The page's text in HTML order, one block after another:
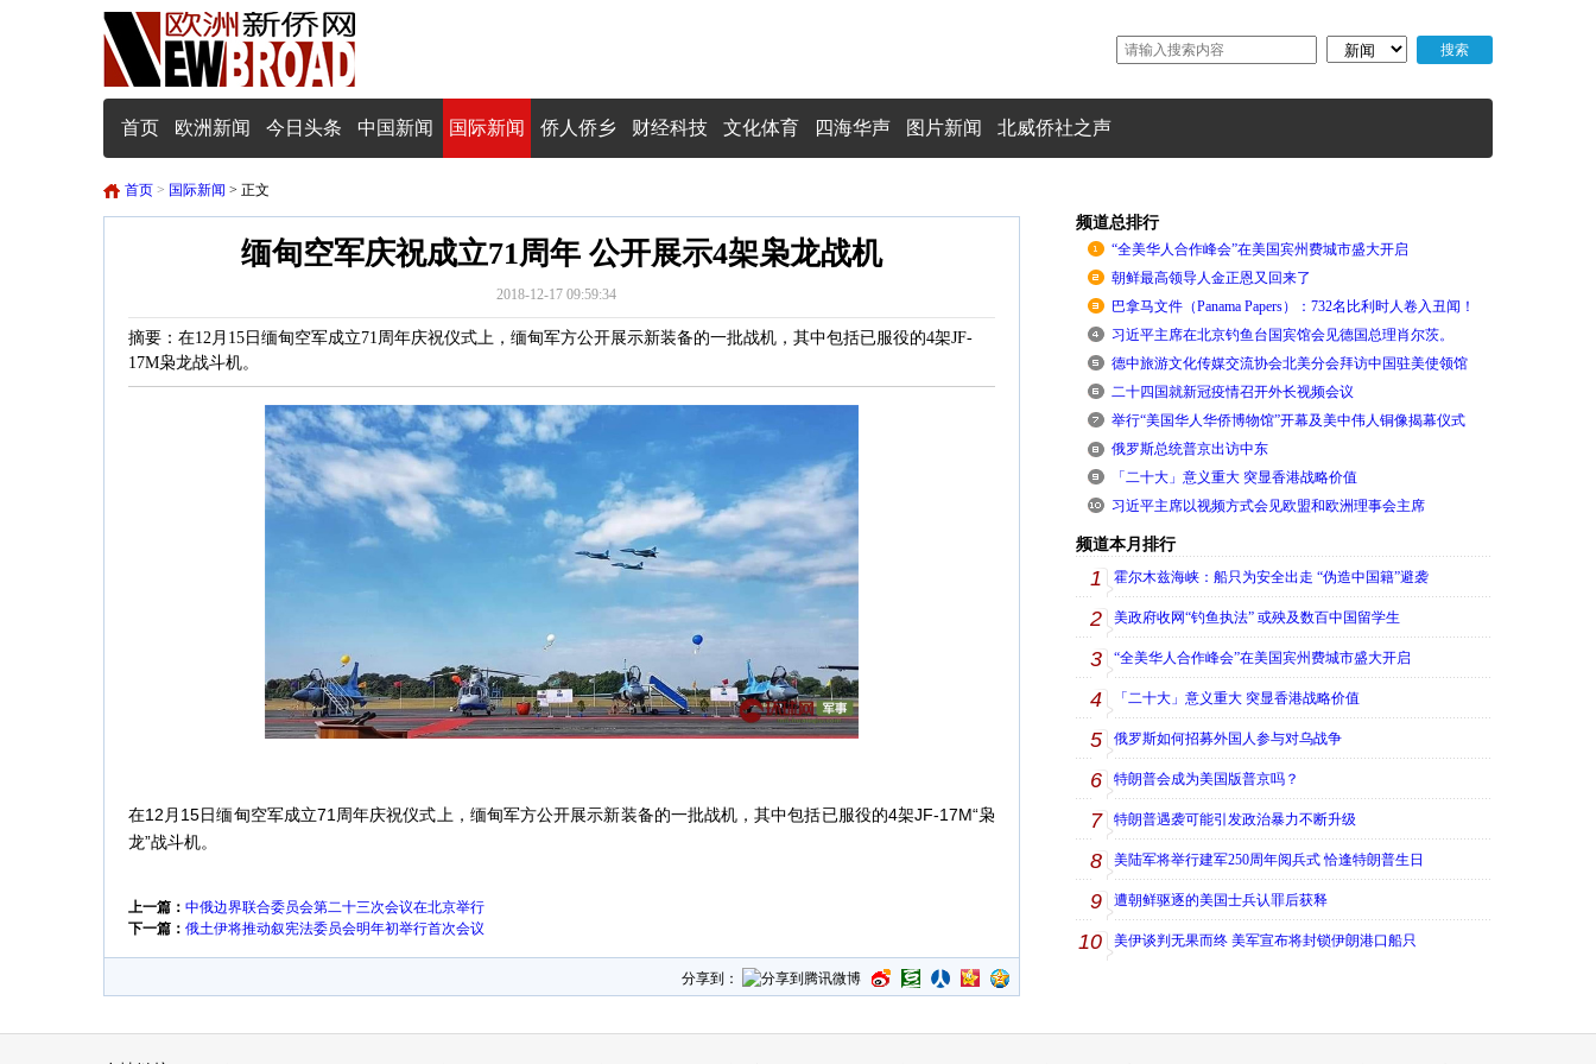
首页 欧洲新闻 今日头条 中国新闻 国际新闻 侨人侨乡 财经科技 文化体育 四海华声 图片新闻 北威侨社之声
首页 > 国际新闻 > 正文
缅甸空军庆祝成立71周年 公开展示4架枭龙战机
2018-12-17 09:59:34
摘要：在12月15日缅甸空军成立71周年庆祝仪式上，缅甸军方公开展示新装备的一批战机，其中包括已服役的4架JF-
17M枭龙战斗机。
在12月15日缅甸空军成立71周年庆祝仪式上，缅甸军方公开展示新装备的一批战机，其中包括已服役的4架JF-17M“枭
龙”战斗机。
上一篇： 中俄边界联合委员会第二十三次会议在北京举行
下一篇： 俄土伊将推动叙宪法委员会明年初举行首次会议
分享到：
频道总排行
“全美华人合作峰会”在美国宾州费城市盛大开启
朝鲜最高领导人金正恩又回来了
巴拿马文件（Panama Papers）：732名比利时人卷入丑闻！
习近平主席在北京钓鱼台国宾馆会见德国总理肖尔茨。
德中旅游文化传媒交流协会北美分会拜访中国驻美使领馆
二十四国就新冠疫情召开外长视频会议
举行“美国华人华侨博物馆”开幕及美中伟人铜像揭幕仪式
俄罗斯总统普京出访中东
「二十大」意义重大 突显香港战略价值
习近平主席以视频方式会见欧盟和欧洲理事会主席
频道本月排行
1 霍尔木兹海峡：船只为安全出走 “伪造中国籍”避袭
2 美政府收网“钓鱼执法” 或殃及数百中国留学生
3 “全美华人合作峰会”在美国宾州费城市盛大开启
4 「二十大」意义重大 突显香港战略价值
5 俄罗斯如何招募外国人参与对乌战争
6 特朗普会成为美国版普京吗？
7 特朗普遇袭可能引发政治暴力不断升级
8 美陆军将举行建军250周年阅兵式 恰逢特朗普生日
9 遭朝鲜驱逐的美国士兵认罪后获释
10 美伊谈判无果而终 美军宣布将封锁伊朗港口船只